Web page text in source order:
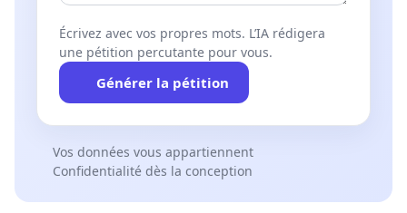
Écrivez avec vos propres mots. L’IA rédigera
une pétition percutante pour vous.
Générer la pétition
Vos données vous appartiennent
Confidentialité dès la conception